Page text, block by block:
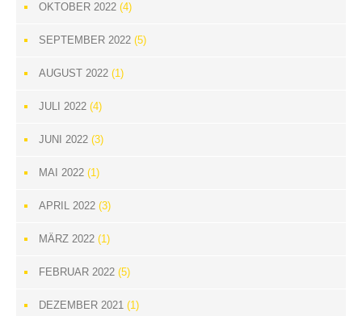
OKTOBER 2022 (4)
SEPTEMBER 2022 (5)
AUGUST 2022 (1)
JULI 2022 (4)
JUNI 2022 (3)
MAI 2022 (1)
APRIL 2022 (3)
MÄRZ 2022 (1)
FEBRUAR 2022 (5)
DEZEMBER 2021 (1)